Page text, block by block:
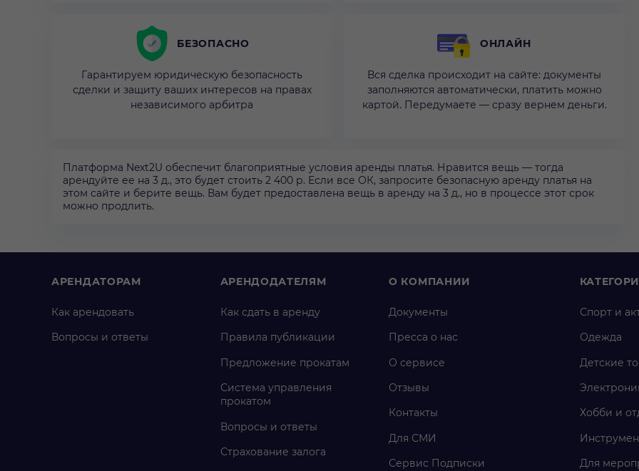
БЕЗОПАСНО
Гарантируем юридическую безопасность
сделки и защиту ваших интересов на правах
независимого арбитра
ОНЛАЙН
Вся сделка происходит на сайте: документы
заполняются автоматически, платить можно
картой. Передумаете — сразу вернем деньги.
Платформа Next2U обеспечит благоприятные условия аренды платья. Нравится вещь — тогда
арендуйте ее на 3 д., это будет стоить 2 400 р. Если все ОК, запросите безопасную аренду платья на
этом сайте и берите вещь. Вам будет предоставлена вещь в аренду на 3 д., но в процессе этот срок
можно продлить.
АРЕНДАТОРАМ
Как арендовать
Вопросы и ответы
АРЕНДОДАТЕЛЯМ
Как сдать в аренду
Правила публикации
Предложение прокатам
Система управления
прокатом
Вопросы и ответы
Страхование залога
О КОМПАНИИ
Документы
Пресса о нас
О сервисе
Отзывы
Контакты
Для СМИ
Сервис Подписки
Спорт и
Одежда
Детские
Хобби и
Для